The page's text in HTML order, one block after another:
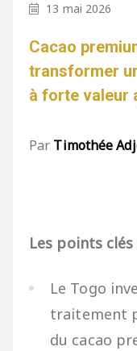
13 mai 2026
Cacao
transformer
à forte valeur
Par Timothée
Les points clés
Le Togo
traitement
du cacao